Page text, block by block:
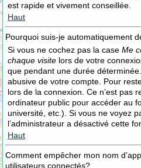
est rapide et vivement conseillée.
Haut
Pourquoi suis-je automatiquement
Si vous ne cochez pas la case Me
chaque visite lors de votre
que pendant une durée
abusive de votre compte. Pour
lors de la connexion. Ce n’est pas
ordinateur public pour accéder au
université, etc.). Si vous ne voyez
l’administrateur a désactivé cette
Haut
Comment empêcher mon nom
utilisateurs connectés?